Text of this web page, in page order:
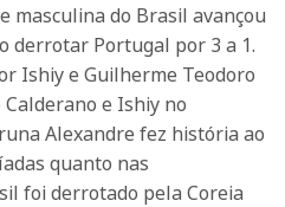
masculina do Brasil avançou
derrotar Portugal por 3 a 1.
Ishiy e Guilherme Teodoro
e Ishiy no
Alexandre fez história ao
quanto nas
foi derrotado pela Coreia